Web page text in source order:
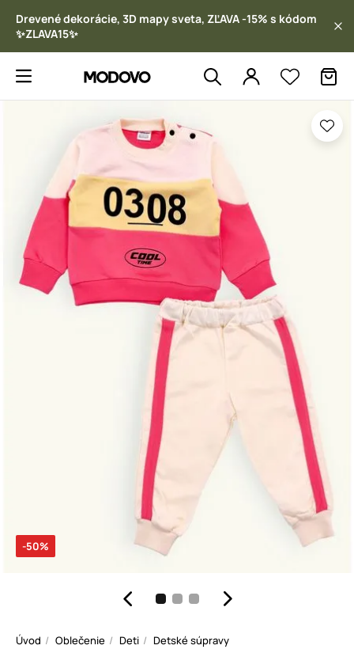
Drevené dekorácie, 3D mapy sveta, ZĽAVA -15% s kódom
✨ZLAVA15✨
-50%
Úvod Oblečenie Deti Detské súpravy